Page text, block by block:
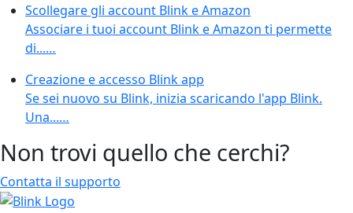
Scollegare gli account Blink e Amazon
Associare i tuoi account Blink e Amazon ti permette
di...…
Creazione e accesso Blink app
Se sei nuovo su Blink, inizia scaricando l'app Blink.
Una...…
Non trovi quello che cerchi?
Contatta il supporto